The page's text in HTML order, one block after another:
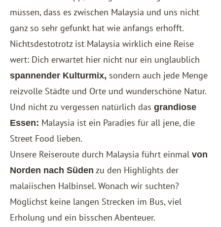
müssen, dass es zwischen Malaysia und uns nicht
ganz so sehr gefunkt hat wie anfangs erhofft.
Nichtsdestotrotz ist Malaysia wirklich eine Reise
wert: Dich erwartet hier nicht nur ein unglaublich
spannender Kulturmix, sondern auch jede Menge
reizvolle Städte und Orte und wunderschöne Natur.
Und nicht zu vergessen natürlich das grandiose
Essen: Malaysia ist ein Paradies für all jene, die
Street Food lieben.
Unsere Reiseroute durch Malaysia führt einmal von
Norden nach Süden zu den Highlights der
malaiischen Halbinsel. Wonach wir suchten?
Möglichst keine langen Strecken im Bus, viel
Erholung und ein bisschen Abenteuer.